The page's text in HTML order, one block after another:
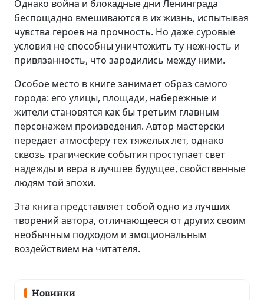
Однако война и блокадные дни Ленинграда
беспощадно вмешиваются в их жизнь, испытывая
чувства героев на прочность. Но даже суровые
условия не способны уничтожить ту нежность и
привязанность, что зародились между ними.
Особое место в книге занимает образ самого
города: его улицы, площади, набережные и
жители становятся как бы третьим главным
персонажем произведения. Автор мастерски
передает атмосферу тех тяжелых лет, однако
сквозь трагические события проступает свет
надежды и вера в лучшее будущее, свойственные
людям той эпохи.
Эта книга представляет собой одно из лучших
творений автора, отличающееся от других своим
необычным подходом и эмоциональным
воздействием на читателя.
Новинки